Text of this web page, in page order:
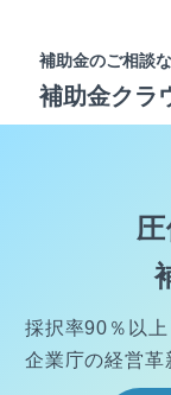
補助金のご相談
補助金クラ
採択率90％以上
企業庁の経営革